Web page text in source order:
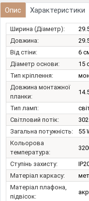
Опис Характеристики
Ширина (Діаметр):
Довжина:
Від стіни:
6
Діаметр основи:
15
Тип кріплення:
Довжина монтажної
планки:
Тип ламп:
Світловий потік:
Загальна потужність:
55
Кольорова
температура:
Ступінь захисту:
Матеріал каркасу:
Матеріал плафона,
підвісок: